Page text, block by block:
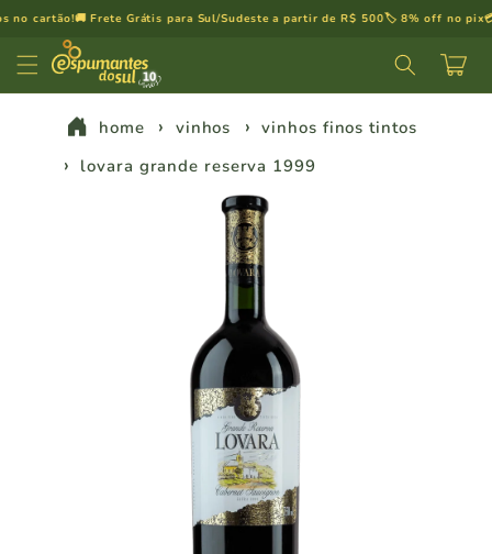
para o
conteúdo
cartão!🚚 Frete Grátis para Sul/Sudeste a partir de R$ 500🏷️ 8% off no pix 💳
home vinhos
vinhos finos tintos
lovara grande reserva 1999